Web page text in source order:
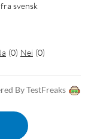
med skruer
svensk
(0) Nei (0)
By TestFreaks